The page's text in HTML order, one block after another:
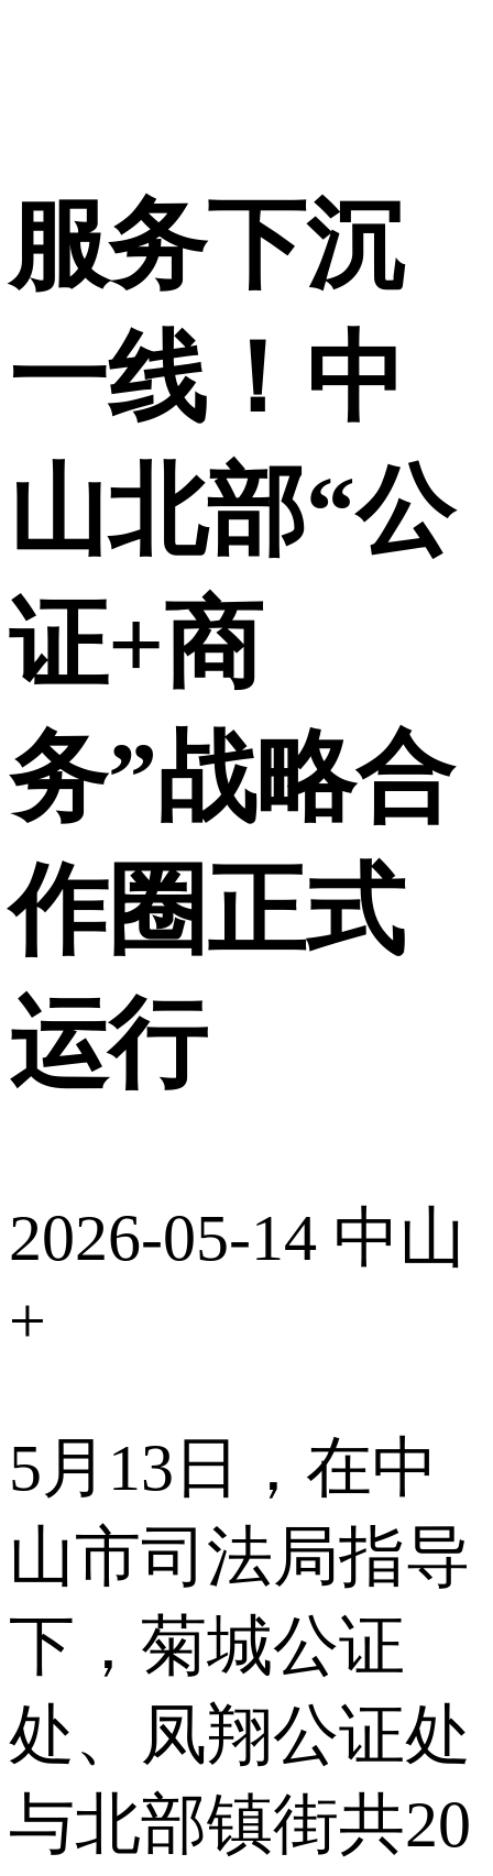
服务下沉
一线！中
山北部“公
证+商
务”战略合
作圈正式
运行
2026-05-14 中山
+
5月13日，在中
山市司法局指导
下，菊城公证
处、凤翔公证处
与北部镇街共20